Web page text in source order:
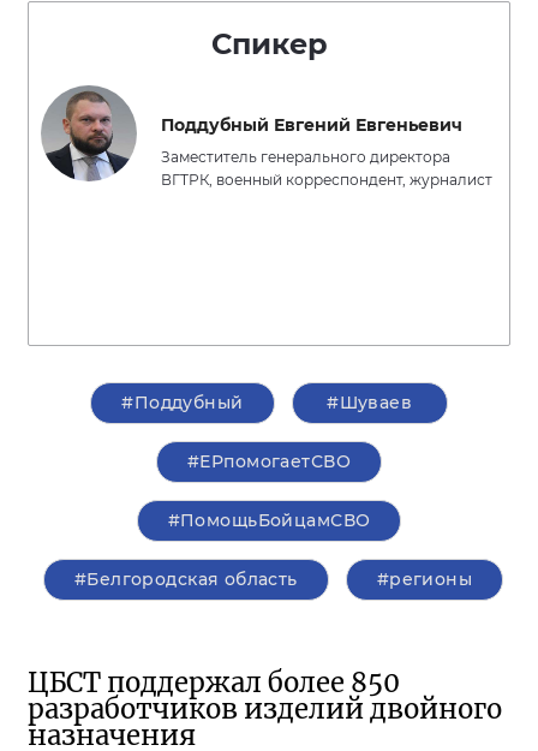
Спикер
Поддубный Евгений Евгеньевич
Заместитель генерального директора
ВГТРК, военный корреспондент, журналист
#Поддубный #Шуваев
#ЕРпомогаетСВО
#ПомощьБойцамСВО
#Белгородская область #регионы
ЦБСТ поддержал более 850
разработчиков изделий двойного
назначения